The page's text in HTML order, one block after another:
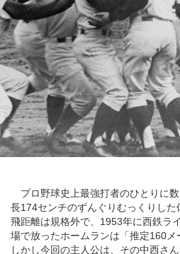
プロ野球史上最強打者のひとりに
長174センチのずんぐりむっくりし
飛距離は規格外で、1953年に西鉄ラ
場で放ったホームランは「推定160メ
しかし今回の主人公は、その中西さ